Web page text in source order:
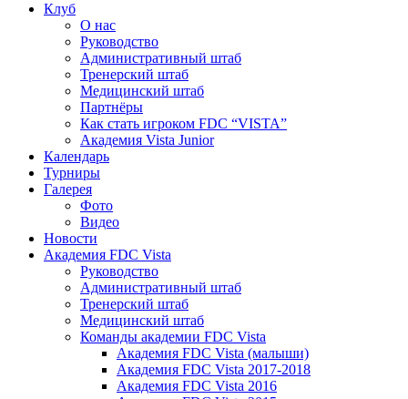
Клуб
О нас
Руководство
Административный штаб
Тренерский штаб
Медицинский штаб
Партнёры
Как стать игроком FDC “VISTA”
Академия Vista Junior
Календарь
Турниры
Галерея
Фото
Видео
Новости
Академия FDC Vista
Руководство
Административный штаб
Тренерский штаб
Медицинский штаб
Команды академии FDC Vista
Академия FDC Vista (малыши)
Академия FDC Vista 2017-2018
Академия FDC Vista 2016